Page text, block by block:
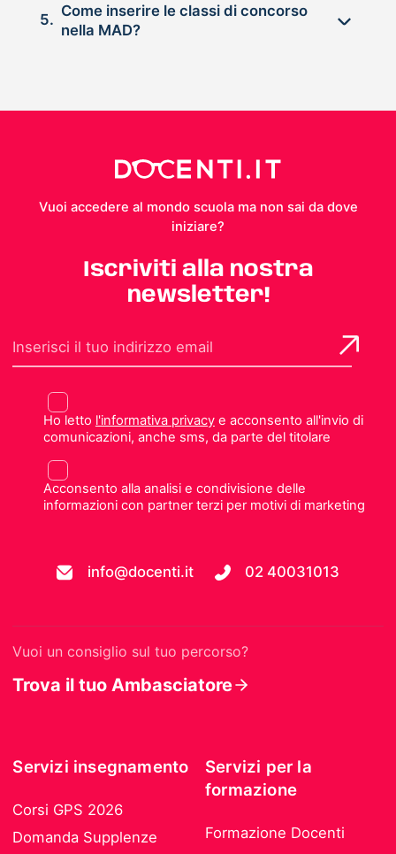
5.
Come inserire le classi di concorso
nella MAD?
Vuoi accedere al mondo scuola ma non sai da dove
iniziare?
Iscriviti alla nostra
newsletter!
Ho letto l'informativa privacye acconsento all'invio di
comunicazioni, anche sms, da parte del titolare
Acconsento alla analisi e condivisione delle
informazioni con partner terzi per motivi di marketing
info@docenti.it 02 40031013
Vuoi un consiglio sul tuo percorso?
Trova il tuo Ambasciatore
Servizi insegnamento
Corsi GPS 2026
Domanda Supplenze
Servizi per la
formazione
Formazione Docenti